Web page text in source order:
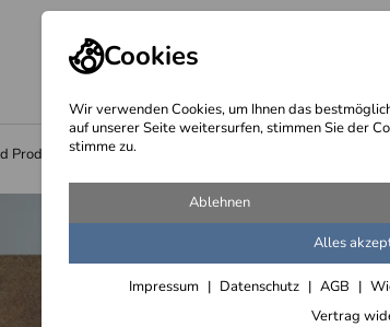
Cookies
Wir verwenden Cookies, um Ihnen das
auf unserer Seite weitersurfen, stimmen Sie der
stimme zu.
Ablehnen
Alles
Impressum Datenschutz AGB
Vertrag
Sonderangebote
Produkte>Cortenstahl und rostiger Normalstahl